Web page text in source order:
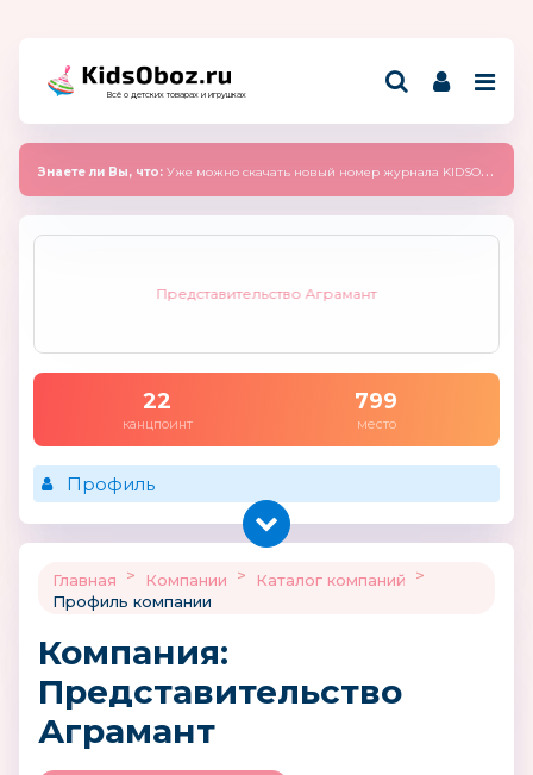
Всё о детских товарах и игрушках
Знаете ли Вы, что: Уже можно скачать новый номер журнала KIDSOBOZ 2025 (сентябрь)
Представительство Аграмант
22
канцпоинт
799
место
Профиль
Главная > Компании > Каталог компаний
>
Профиль компании
Компания:
Представительство
Аграмант